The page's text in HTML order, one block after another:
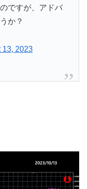
ですが、アドバ
か？
13, 2023